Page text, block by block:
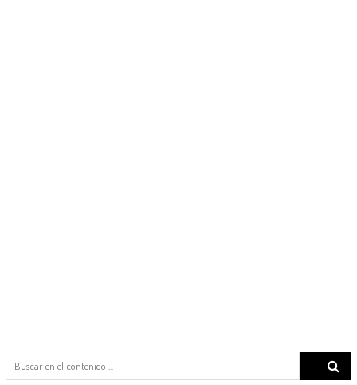
Search
for: